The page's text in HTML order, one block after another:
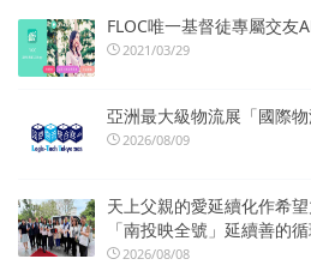
FLOC唯一基督徒專屬交友
2021/03/29
亞洲最大級物流展「國際
2026/08/09
天上父親的愛延續化作希
「南投映全號」延續善的
2026/08/08